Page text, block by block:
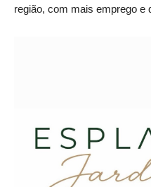
região, com mais emprego e